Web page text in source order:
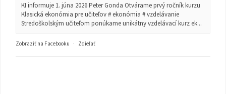
KI informuje 1. júna 2026 Peter Gonda Otvárame prvý ročník kurzu
Klasická ekonómia pre učiteľov # ekonómia # vzdelávanie
Stredoškolským učiteľom ponúkame unikátny vzdelávací kurz ek...
Zobraziť na Facebooku · Zdieľať